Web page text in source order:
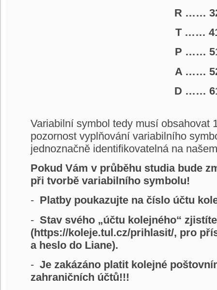
R ……
T ……
P ……
A ……
D ……
Variabilní symbol tedy musí obsahovat
pozornost vyplňování variabilního
jednoznačně identifikovatelná na
Pokud Vám v průběhu studia bude
při tvorbě variabilního symbolu!
- Platby poukazujte na číslo účtu
- Stav svého „účtu kolejného“
(https://koleje.tul.cz/prihlasit/, pro
a heslo do Liane).
- Je zakázáno platit kolejné
zahraničních účtů!!!